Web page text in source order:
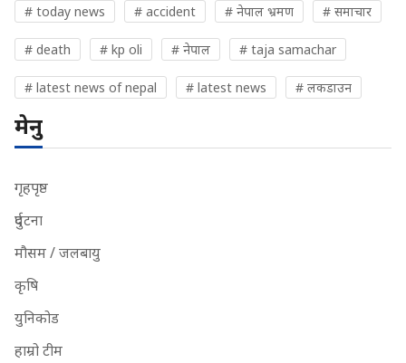
# today news # accident # नेपाल भ्रमण # समाचार
# death # kp oli # नेपाल # taja samachar
# latest news of nepal # latest news # लकडाउन
मेनु
गृहपृष्ठ
दुर्घटना
मौसम / जलबायु
कृषि
युनिकोड
हाम्रो टीम